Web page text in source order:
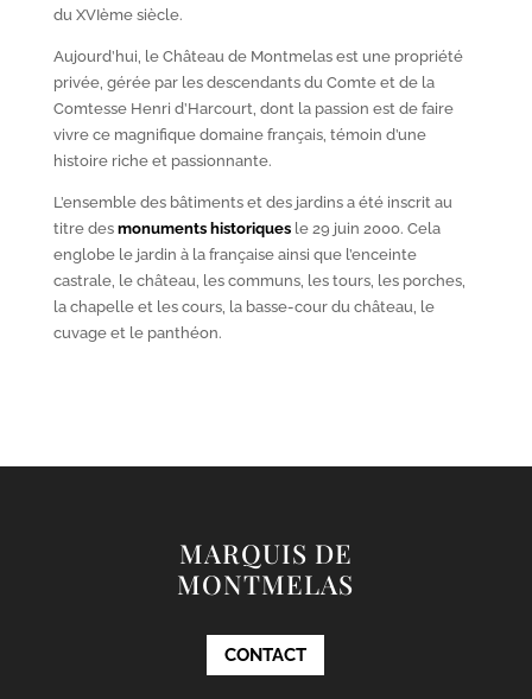
du XVIèmesiècle.
Aujourd’hui, le Château de Montmelas est une propriété
privée, gérée par les descendants du Comte et de la
Comtesse Henri d’Harcourt, dont la passion est de faire
vivre ce magnifique domaine français, témoin d’une
histoire riche et passionnante.
L’ensemble des bâtiments et des jardins a été inscrit au
titre des monuments historiquesle 29 juin 2000. Cela
englobe le jardin à la française ainsi que l’enceinte
castrale, le château, les communs, les tours, les porches,
la chapelle et les cours, la basse-cour du château, le
cuvage et le panthéon.
MARQUIS DE
MONTMELAS
CONTACT